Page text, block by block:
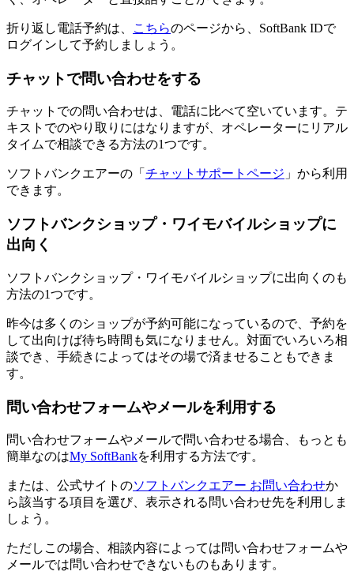
折り返し電話予約は、 こちらのページから、SoftBank IDで
ログインして予約しましょう。
チャットで問い合わせをする
チャットでの問い合わせは、電話に比べて空いています。テ
キストでのやり取りにはなりますが、オペレーターにリアル
タイムで相談できる方法の1つです。
ソフトバンクエアーの「 チャットサポートページ 」から利用
できます。
ソフトバンクショップ・ワイモバイルショップに
出向く
ソフトバンクショップ・ワイモバイルショップに出向くのも
方法の1つです。
昨今は多くのショップが予約可能になっているので、予約を
して出向けば待ち時間も気になりません。対面でいろいろ相
談でき、手続きによってはその場で済ませることもできま
す。
問い合わせフォームやメールを利用する
問い合わせフォームやメールで問い合わせる場合、もっとも
簡単なのはMy SoftBankを利用する方法です。
または、公式サイトのソフトバンクエアー お問い合わせか
ら該当する項目を選び、表示される問い合わせ先を利用しま
しょう。
ただしこの場合、相談内容によっては問い合わせフォームや
メールでは問い合わせできないものもあります。